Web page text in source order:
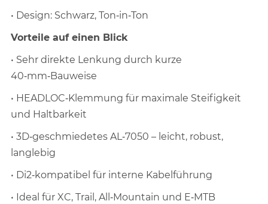
• Design: Schwarz, Ton‑in‑Ton
Vorteile auf einen Blick
• Sehr direkte Lenkung durch kurze
40‑mm‑Bauweise
• HEADLOC‑Klemmung für maximale Steifigkeit
und Haltbarkeit
• 3D‑geschmiedetes AL‑7050 – leicht, robust,
langlebig
• Di2‑kompatibel für interne Kabelführung
• Ideal für XC, Trail, All‑Mountain und E‑MTB